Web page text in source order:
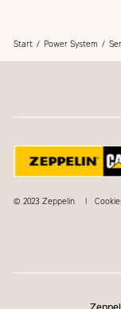
Start Power System
© 2023 Zeppelin